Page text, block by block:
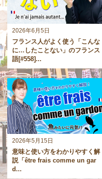
2026年6月5日
フランス人がよく使う「こんな
に…したことない」のフランス
語[#558]...
2026年5月15日
意味と使い方をわかりやすく解
説「être frais comme un gar
d...